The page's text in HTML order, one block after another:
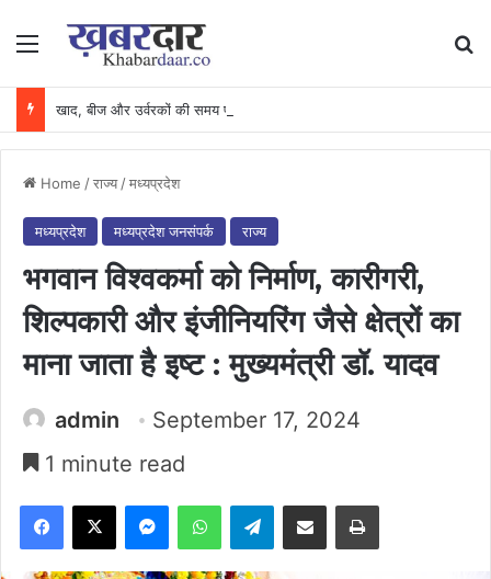
Menu
Home /राज्य /मध्यप्रदेश
मध्यप्रदेश मध्यप्रदेश जनसंपर्क राज्य
भगवान विश्वकर्मा को निर्माण, कारीगरी,
शिल्पकारी और इंजीनियरिंग जैसे क्षेत्रों का
माना जाता है इष्ट : मुख्यमंत्री डॉ. यादव
admin
September 17, 2024
1 minute read
Facebook
X MessengerWhatsAppTelegramShare via Email Print